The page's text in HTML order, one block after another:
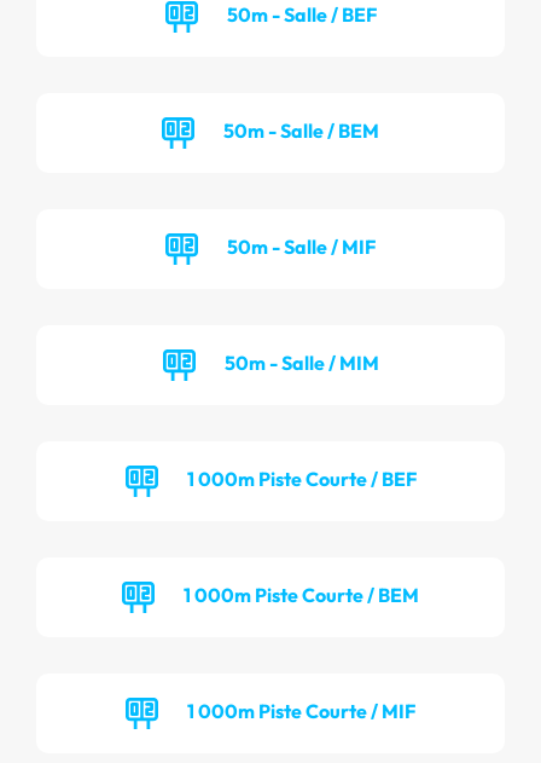
50m - Salle / BEF
50m - Salle / BEM
50m - Salle / MIF
50m - Salle / MIM
1 000m Piste Courte / BEF
1 000m Piste Courte / BEM
1 000m Piste Courte / MIF